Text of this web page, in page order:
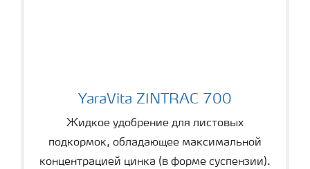
YaraVita ZINTRAC 700
YaraVita ZINTRAC 700
Жидкое удобрение для листовых
подкормок, обладающее максимальной
концентрацией цинка (в форме суспензии).